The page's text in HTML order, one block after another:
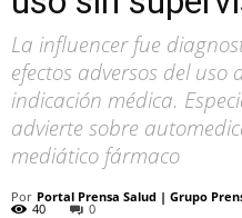
La influencer fue
efectos adversos del uso
indicación médica.
advierte sobre
mediático fármaco
Por Portal Prensa Salud | Grupo
40 0